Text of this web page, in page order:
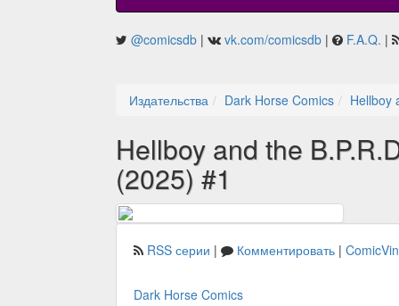
@comicsdb | vk.com/comicsdb | F.A.Q. |
Издательства Dark Horse Comics Hellboy
Hellboy and the
(2025) #1
RSS серии | Комментировать |
Dark Horse Comics